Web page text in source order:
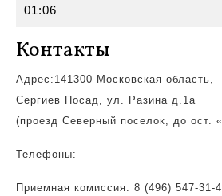
01:06
Контакты
Адрес:141300 Московская область,
Сергиев Посад, ул. Разина д.1а
(проезд Северный поселок, до ост.
Телефоны:
Приемная комиссия: 8 (496) 547-31-